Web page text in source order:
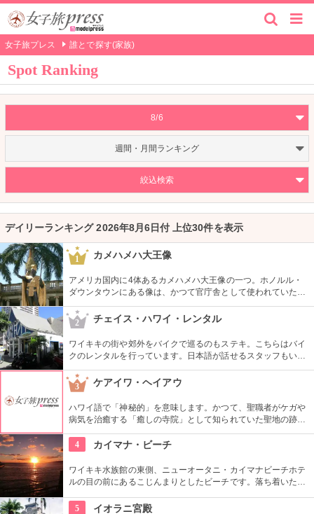
女子旅プレス 誰とで探す(家族)
Spot Ranking
8/6
週間・月間ランキング
絞込検索
デイリーランキング 2026年8月6日付 上位30件を表示
1 カメハメハ大王像
アメリカ国内に4体あるカメハメハ大王像の一つ。ホノルル・
ダウンタウンにある像は、かつて官庁舎として使われていた建
物『アリイオラニ・ハレ』の前にあります。こちらの像は本人
がモデルではなく、イケメンだった友人がモデルになったそ
う。
2 チェイス・ハワイ・レンタル
ワイキキの街や郊外をバイクで巡るのもステキ。こちらはバイ
クのレンタルを行っています。日本語が話せるスタッフもいる
ので、安心。オススメのコースをぜひ聞いてみよう。ハーレー
のレンタルでも有名ですよ。
3 ケアイワ・ヘイアウ
ハワイ語で「神秘的」を意味します。かつて、聖職者がケガや
病気を治癒する「癒しの寺院」として知られていた聖地の跡地
です。現在はは『ケアイワ・ヘイアウ州立公園』として整備さ
れ、市民の憩いの場所になっています。
4 カイマナ・ビーチ
ワイキキ水族館の東側、ニューオータニ・カイマナビーチホテ
ルの目の前にあるこじんまりとしたビーチです。落ち着いた雰
すぐ横には終戦記念プールもあります。
5 イオラニ宮殿